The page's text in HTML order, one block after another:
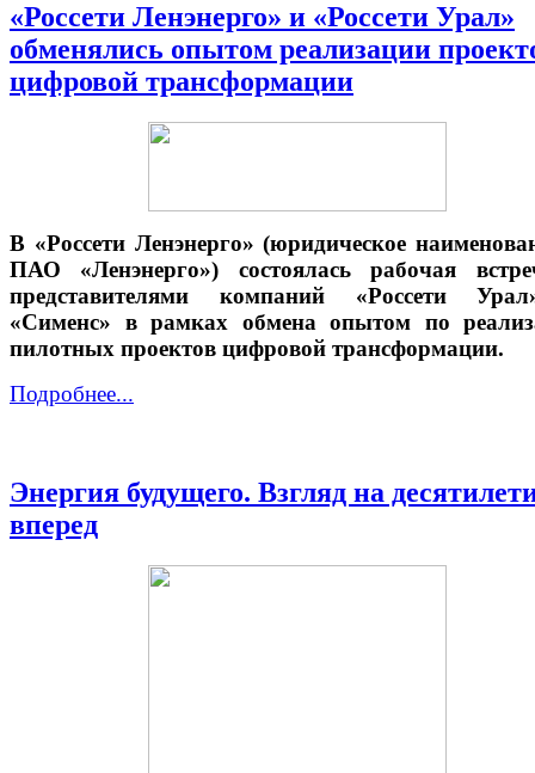
«Россети Ленэнерго» и «Россети Урал»
обменялись опытом реализации
цифровой трансформации
В «Россети Ленэнерго» (юридическое
ПАО «Ленэнерго») состоялась рабочая
представителями компаний «Россети
«Сименс» в рамках обмена опытом по
пилотных проектов цифровой трансформации.
Подробнее...
Энергия будущего. Взгляд на
вперед